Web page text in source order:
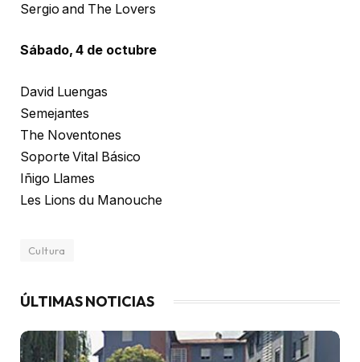
Sergio and The Lovers
Sábado, 4 de octubre
David Luengas
Semejantes
The Noventones
Soporte Vital Básico
Iñigo Llames
Les Lions du Manouche
Cultura
ÚLTIMAS NOTICIAS